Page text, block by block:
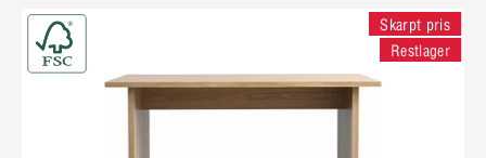
Skarpt pris
Restlager